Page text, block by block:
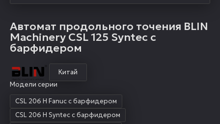
Автомат продольного точения BLIN
Machinery CSL 125 Synteс c
барфидером
Китай
Модели серии
CSL 206 H Fanuc с барфидером
CSL 206 H Syntec с барфидером